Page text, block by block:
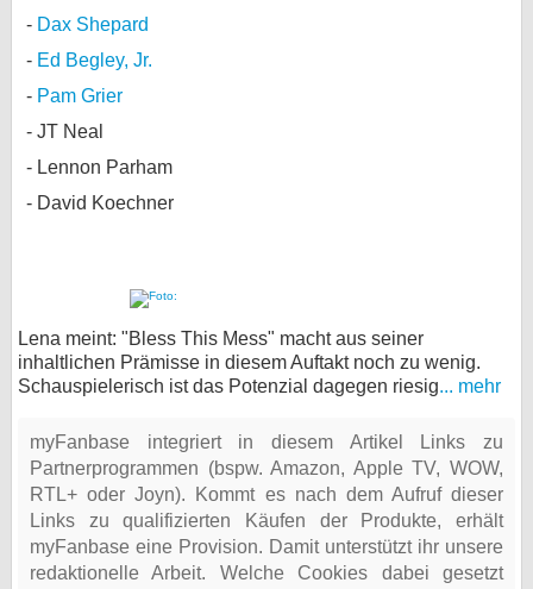
Dax Shepard
Ed Begley, Jr.
Pam Grier
JT Neal
Lennon Parham
David Koechner
Lena meint: "Bless This Mess" macht aus seiner
inhaltlichen Prämisse in diesem Auftakt noch zu wenig.
Schauspielerisch ist das Potenzial dagegen riesig... mehr
myFanbase integriert in diesem Artikel Links zu
Partnerprogrammen (bspw. Amazon, Apple TV, WOW,
RTL+ oder Joyn). Kommt es nach dem Aufruf dieser
Links zu qualifizierten Käufen der Produkte, erhält
myFanbase eine Provision. Damit unterstützt ihr unsere
redaktionelle Arbeit. Welche Cookies dabei gesetzt